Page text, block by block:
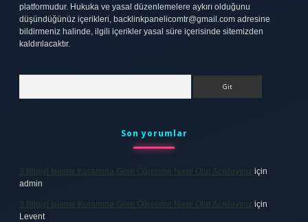
platformudur. Hukuka ve yasal düzenlemelere aykırı olduğunu
düşündüğünüz içerikleri, backlinkpanelicomtr@gmail.com adresine
bildirmeniz halinde, ilgili içerikler yasal süre içerisinde sitemizden
kaldırılacaktır.
Son yorumlar
3 Bilgiyi Işleme Kuramına Göre Öğrenme Nasıl Olur Açıklayınız için
admin
3 Bilgiyi Işleme Kuramına Göre Öğrenme Nasıl Olur Açıklayınız için
Levent